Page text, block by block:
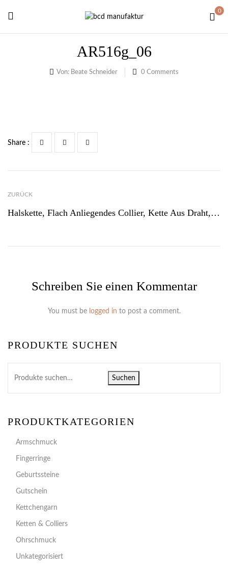
0
AR516g_06
Von: Beate Schneider 0 Comments
PRODUKTE SUCHEN
Suchen
PRODUKTKATEGORIEN
Armschmuck
Fingerringe
Geburtssteine
Gutschein
Kettchengarn
Ketten & Colliers
Ohrschmuck
Unkategorisiert
Share :
ZURÜCK
Halskette, Flach Anliegendes Collier, Kette Aus Draht, Champagnerfarbene Kette
Schreiben Sie einen Kommentar
You must be logged in to post a comment.